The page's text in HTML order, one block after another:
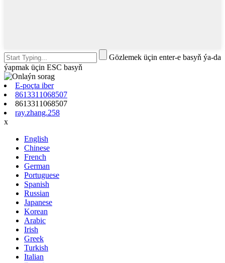
Gözlemek üçin enter-e basyň ýa-da
ýapmak üçin ESC basyň
E-poçta iber
8613311068507
8613311068507
ray.zhang.258
x
English
Chinese
French
German
Portuguese
Spanish
Russian
Japanese
Korean
Arabic
Irish
Greek
Turkish
Italian